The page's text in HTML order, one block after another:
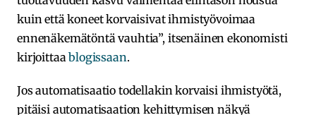
kuin että koneet korvaisivat ihmistyövoimaa
ennenäkemätöntä vauhtia”, itsenäinen ekonomisti
kirjoittaablogissaan.
Jos automatisaatio todellakin korvaisi ihmistyötä,
pitäisi automatisaation kehittymisen näkyä